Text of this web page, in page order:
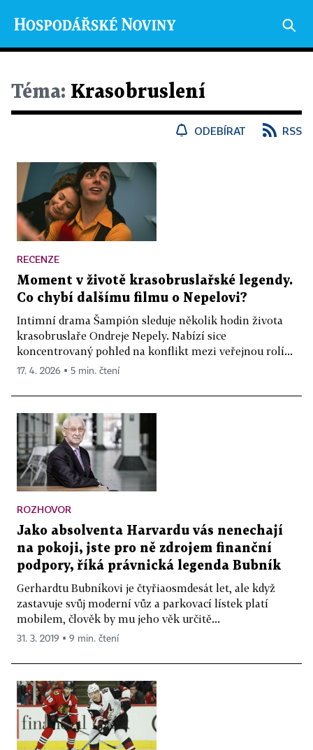
Téma: Krasobruslení
ODEBÍRAT RSS
RECENZE
Moment v životě krasobruslařské legendy.
Co chybí dalšímu filmu o Nepelovi?
Intimní drama Šampión sleduje několik hodin života
krasobruslaře Ondreje Nepely. Nabízí sice
koncentrovaný pohled na konflikt mezi veřejnou rolí...
17. 4. 2026 ▪ 5 min. čtení
ROZHOVOR
Jako absolventa Harvardu vás nenechají
na pokoji, jste pro ně zdrojem finanční
podpory, říká právnická legenda Bubník
Gerhardtu Bubníkovi je čtyřiaosmdesát let, ale když
zastavuje svůj moderní vůz a parkovací lístek platí
mobilem, člověk by mu jeho věk určitě...
31. 3. 2019 ▪ 9 min. čtení